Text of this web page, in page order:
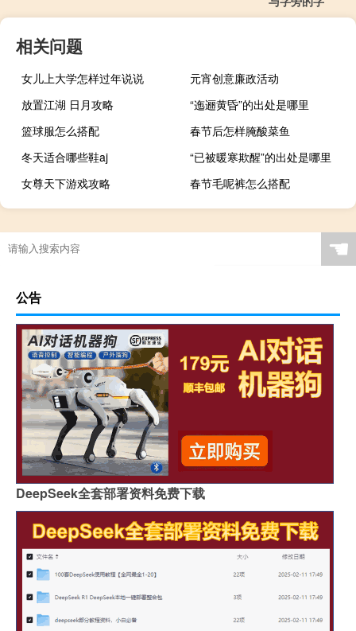
相关问题
女儿上大学怎样过年说说
元宵创意廉政活动
放置江湖 日月攻略
“迤逦黄昏”的出处是哪里
篮球服怎么搭配
春节后怎样腌酸菜鱼
冬天适合哪些鞋aj
“已被暖寒欺醒”的出处是哪里
女尊天下游戏攻略
春节毛呢裤怎么搭配
☚
公告
DeepSeek全套部署资料免费下载